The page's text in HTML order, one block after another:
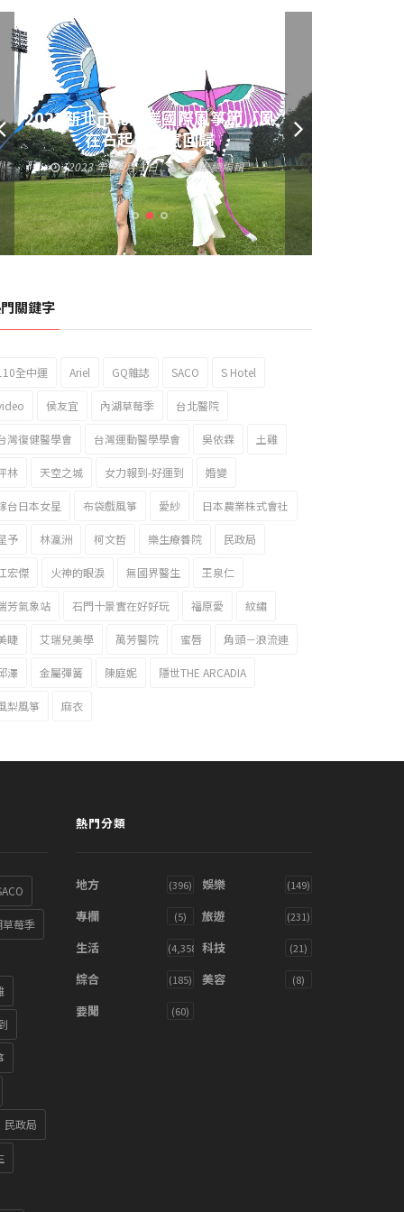
2023新北市北海岸國際風箏節「風
在石起」霸氣回歸
2023 年 10 月 3 日 編輯:總編輯
黃偉哲發放武聖夜市加碼夜市消費
券 呼籲做好登革熱防疫
2023 年 9 月 23 日 編輯:總編輯
關鍵字
全中運 Ariel GQ雜誌 SACO S Hotel
侯友宜 內湖草莓季 台北醫院
灣復健醫學會 台灣運動醫學學會 吳依霖 土雞
林 天空之城 女力報到-好運到 婚變
台日本女星 布袋戲風箏 愛紗 日本農業株式會社
予 林瀛洲 柯文哲 樂生療養院 民政局
宏傑 火神的眼淚 無國界醫生 王泉仁
芳氣象站 石門十景實在好好玩 福原愛 紋繡
睫 艾瑞兒美學 萬芳醫院 蜜唇 角頭－浪流連
澤 金屬彈簧 陳庭妮 隱世THE ARCADIA
梨風箏 麻衣
草莓季
民政局
熱門分類
地方 (396) 娛樂 (149)
專欄 (5) 旅遊 (231)
生活 (4,358) 科技 (21)
綜合 (185) 美容 (8)
要聞 (60)